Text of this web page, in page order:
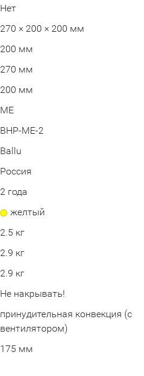
Нет
270 × 200 × 200 мм
200 мм
270 мм
200 мм
ME
BHP-ME-2
Ballu
Россия
2 года
желтый
2.5 кг
2.9 кг
2.9 кг
Не накрывать!
принудительная конвекция (с
вентилятором)
175 мм